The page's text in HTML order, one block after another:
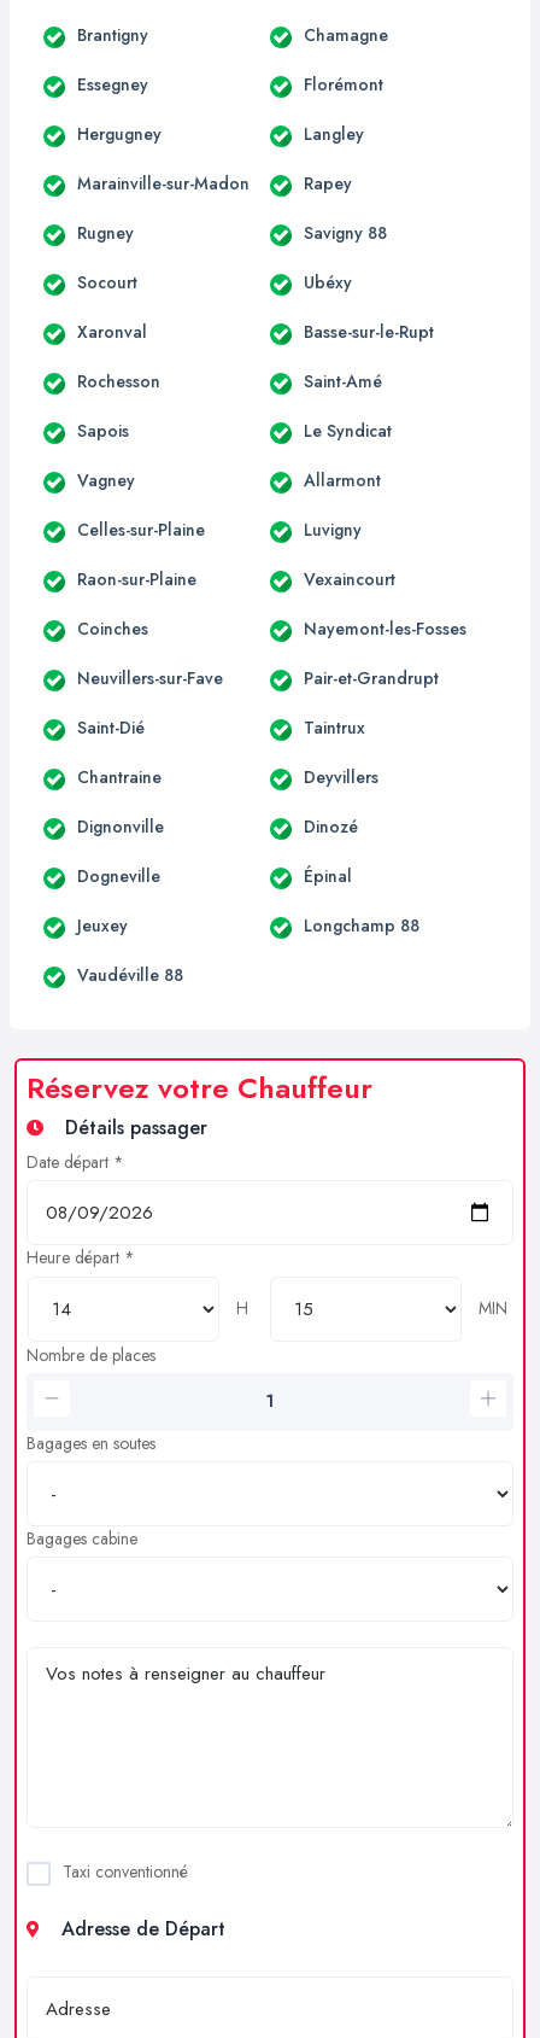
Brantigny Chamagne
Essegney Florémont
Hergugney Langley
Marainville-sur-Madon Rapey
Rugney Savigny 88
Socourt Ubéxy
Xaronval Basse-sur-le-Rupt
Rochesson Saint-Amé
Sapois Le Syndicat
Vagney Allarmont
Celles-sur-Plaine Luvigny
Raon-sur-Plaine Vexaincourt
Coinches Nayemont-les-Fosses
Neuvillers-sur-Fave Pair-et-Grandrupt
Saint-Dié Taintrux
Chantraine Deyvillers
Dignonville Dinozé
Dogneville Épinal
Jeuxey Longchamp 88
Vaudéville 88
Réservez votre Chauffeur
Détails passager
Date départ *
Heure départ *
H
MIN
Nombre de places
Bagages en soutes
Bagages cabine
Taxi conventionné
Adresse de Départ